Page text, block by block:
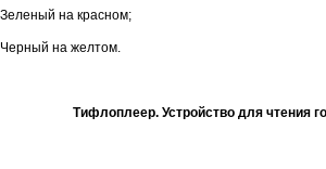
Зеленый на красном;
Черный на желтом.
Тифлоплеер. Устройство для чтения